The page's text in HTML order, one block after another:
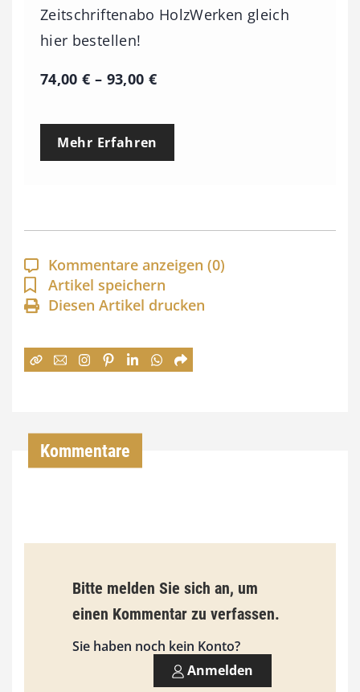
Zeitschriftenabo HolzWerken gleich
hier bestellen!
74,00€ – 93,00 €P
e
p
a
n
n
:
€
i
s
9
Mehr Erfahren
Kommentare anzeigen (0)
Artikel speichern
Diesen Artikel drucken
Kommentare
Bitte melden Sie sich an, um
einen Kommentar zu verfassen.
Sie haben noch kein Konto?
Anmelden